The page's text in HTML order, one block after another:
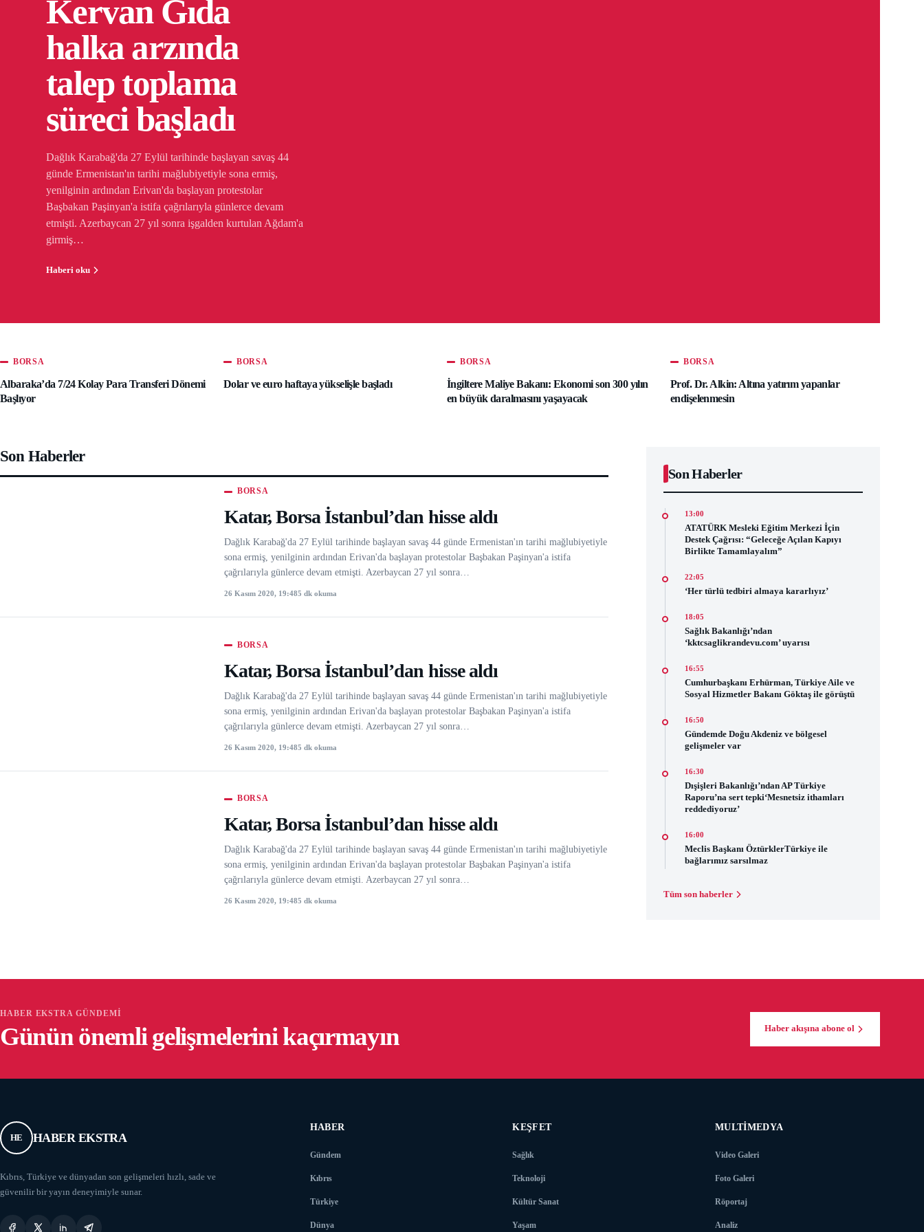
Kervan Gıda
halka arzında
talep toplama
süreci başladı
Dağlık Karabağ'da 27 Eylül tarihinde başlayan savaş 44
günde Ermenistan'ın tarihi mağlubiyetiyle sona ermiş,
yenilginin ardından Erivan'da başlayan protestolar
Başbakan Paşinyan'a istifa çağrılarıyla günlerce devam
etmişti. Azerbaycan 27 yıl sonra işgalden kurtulan Ağdam'a
girmiş…
Haberi oku
BORSA
Albaraka’da 7/24 Kolay Para Transferi Dönemi
Başlıyor
BORSA
Dolar ve euro haftaya yükselişle başladı
BORSA
İngiltere Maliye Bakanı: Ekonomi son 300 yılın
en büyük daralmasını yaşayacak
BORSA
Prof. Dr. Alkin: Altına yatırım yapanlar
endişelenmesin
Son Haberler
BORSA
Katar, Borsa İstanbul’dan hisse aldı
Dağlık Karabağ'da 27 Eylül tarihinde başlayan savaş 44 günde Ermenistan'ın tarihi mağlubiyetiyle
sona ermiş, yenilginin ardından Erivan'da başlayan protestolar Başbakan Paşinyan'a istifa
çağrılarıyla günlerce devam etmişti. Azerbaycan 27 yıl sonra…
26 Kasım 2020, 19:485 dk okuma
BORSA
Katar, Borsa İstanbul’dan hisse aldı
Dağlık Karabağ'da 27 Eylül tarihinde başlayan savaş 44 günde Ermenistan'ın tarihi mağlubiyetiyle
sona ermiş, yenilginin ardından Erivan'da başlayan protestolar Başbakan Paşinyan'a istifa
çağrılarıyla günlerce devam etmişti. Azerbaycan 27 yıl sonra…
26 Kasım 2020, 19:485 dk okuma
BORSA
Katar, Borsa İstanbul’dan hisse aldı
Dağlık Karabağ'da 27 Eylül tarihinde başlayan savaş 44 günde Ermenistan'ın tarihi mağlubiyetiyle
sona ermiş, yenilginin ardından Erivan'da başlayan protestolar Başbakan Paşinyan'a istifa
çağrılarıyla günlerce devam etmişti. Azerbaycan 27 yıl sonra…
26 Kasım 2020, 19:485 dk okuma
Son Haberler
13:00
ATATÜRK Mesleki Eğitim Merkezi İçin
Destek Çağrısı: “Geleceğe Açılan Kapıyı
Birlikte Tamamlayalım”
22:05
‘Her türlü tedbiri almaya kararlıyız’
18:05
Sağlık Bakanlığı’ndan
‘kktcsaglikrandevu.com’ uyarısı
16:55
Cumhurbaşkanı Erhürman, Türkiye Aile ve
Sosyal Hizmetler Bakanı Göktaş ile görüştü
16:50
Gündemde Doğu Akdeniz ve bölgesel
gelişmeler var
16:30
Dışişleri Bakanlığı’ndan AP Türkiye
Raporu’na sert tepki‘Mesnetsiz ithamları
reddediyoruz’
16:00
Meclis Başkanı ÖztürklerTürkiye ile
bağlarımız sarsılmaz
Tüm son haberler
HABER EKSTRA GÜNDEMI
Günün önemli gelişmelerini kaçırmayın Haber akışına abone ol
HE HABER EKSTRA
Kıbrıs, Türkiye ve dünyadan son gelişmeleri hızlı, sade ve
güvenilir bir yayın deneyimiyle sunar.
HABER
Gündem
Kıbrıs
Türkiye
Dünya
KEŞFET
Sağlık
Teknoloji
Kültür Sanat
Yaşam
MULTIMEDYA
Video Galeri
Foto Galeri
Röportaj
Analiz